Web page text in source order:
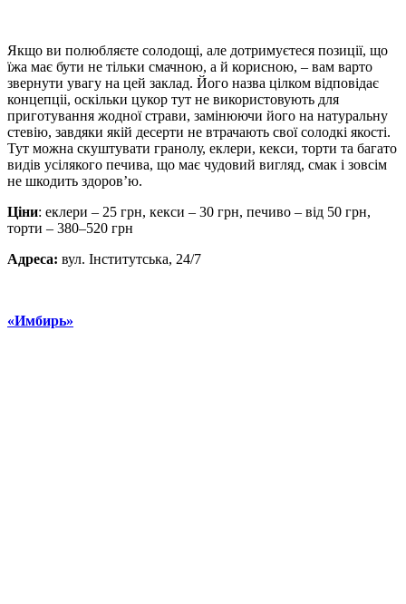
Якщо ви полюбляєте солодощі, але дотримуєтеся позиції, що
їжа має бути не тільки смачною, а й корисною, – вам варто
звернути увагу на цей заклад. Його назва цілком відповідає
концепціі, оскільки цукор тут не використовують для
приготування жодної страви, замінюючи його на натуральну
стевію, завдяки якій десерти не втрачають свої солодкі якості.
Тут можна скуштувати гранолу, еклери, кекси, торти та багато
видів усілякого печива, що має чудовий вигляд, смак і зовсім
не шкодить здоров’ю.
Ціни: еклери – 25 грн, кекси – 30 грн, печиво – від 50 грн,
торти – 380–520 грн
Адреса: вул. Інститутська, 24/7
«Имбирь»